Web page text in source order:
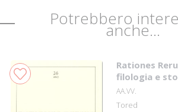
Potrebbero
anche...
Rationes
filologia e
AA.VV.
Tored